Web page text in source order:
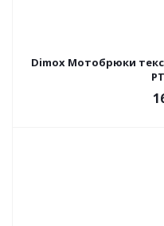
Dimox Мотобрюки